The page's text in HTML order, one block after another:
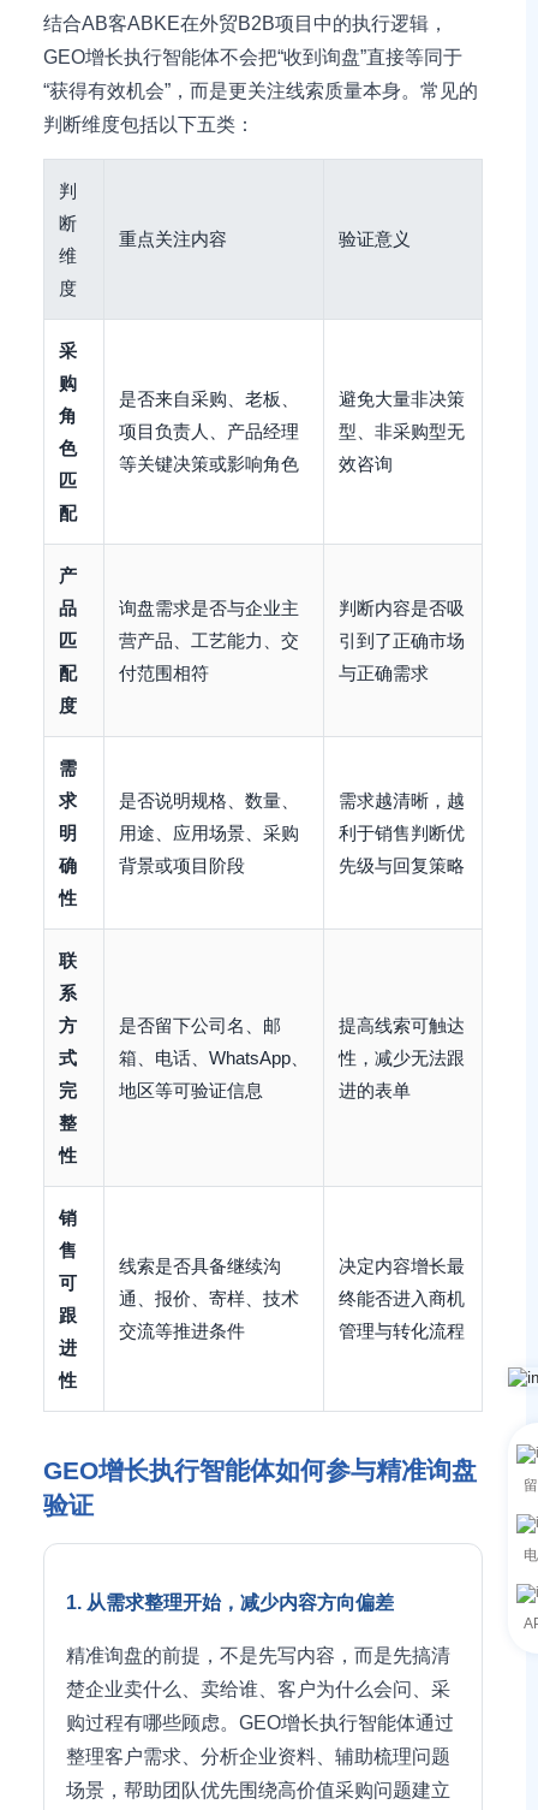
结合AB客ABKE在外贸B2B项目中的执行逻辑，
GEO增长执行智能体不会把“收到询盘”直接等同于
“获得有效机会”，而是更关注线索质量本身。常见的
判断维度包括以下五类：
判
断
维
度
重点关注内容 验证意义
采
购
角
色
匹
配
是否来自采购、老板、
项目负责人、产品经理
等关键决策或影响角色
避免大量非决策
型、非采购型无
效咨询
产
品
匹
配
度
询盘需求是否与企业主
营产品、工艺能力、交
付范围相符
判断内容是否吸
引到了正确市场
与正确需求
需
求
明
确
性
是否说明规格、数量、
用途、应用场景、采购
背景或项目阶段
需求越清晰，越
利于销售判断优
先级与回复策略
联
系
方
式
完
整
性
是否留下公司名、邮
箱、电话、WhatsApp、
地区等可验证信息
提高线索可触达
性，减少无法跟
进的表单
销
售
可
跟
进
性
线索是否具备继续沟
通、报价、寄样、技术
交流等推进条件
决定内容增长最
终能否进入商机
管理与转化流程
GEO增长执行智能体如何参与精准询盘
验证
1. 从需求整理开始，减少内容方向偏差
精准询盘的前提，不是先写内容，而是先搞清
楚企业卖什么、卖给谁、客户为什么会问、采
购过程有哪些顾虑。GEO增长执行智能体通过
整理客户需求、分析企业资料、辅助梳理问题
场景，帮助团队优先围绕高价值采购问题建立